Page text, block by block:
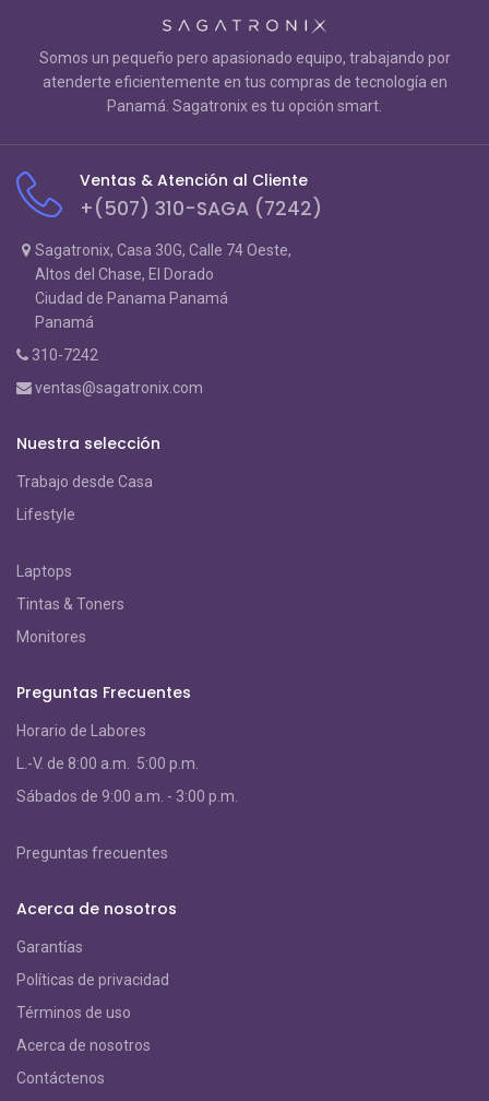
Somos un pequeño pero apasionado equipo, trabajando por
atenderte eficientemente en tus compras de tecnología en
Panamá. Sagatronix es tu opción smart.
Ventas & Atención al Cliente
+(507) 310-SAGA (7242)
Sagatronix, Casa 30G, Calle 74 Oeste,
Altos del Chase, El Dorado
Ciudad de Panama Panamá
Panamá
310-7242
ventas@sagatronix.com
Nuestra selección
Trabajo desde Casa
Lifestyle
Laptops
Tintas & Toners
Monitores
Preguntas Frecuentes
Horario de Labores
L.-V. de 8:00 a.m. 5:00 p.m.
Sábados de 9:00 a.m. - 3:00 p.m.
Preguntas frecuentes
Acerca de nosotros
Garantías
Políticas de privacidad
Términos de uso
Acerca de nosotros
Contáctenos